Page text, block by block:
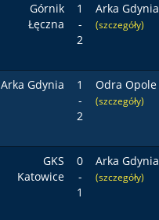
Górnik
Łęczna
1
-
2
Arka Gdynia
(szczegóły)
Arka Gdynia
1
-
2
Odra Opole
(szczegóły)
GKS
Katowice
0
-
1
Arka Gdynia
(szczegóły)